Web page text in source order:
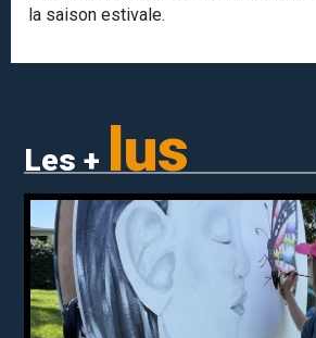
la saison estivale.
Les + lus